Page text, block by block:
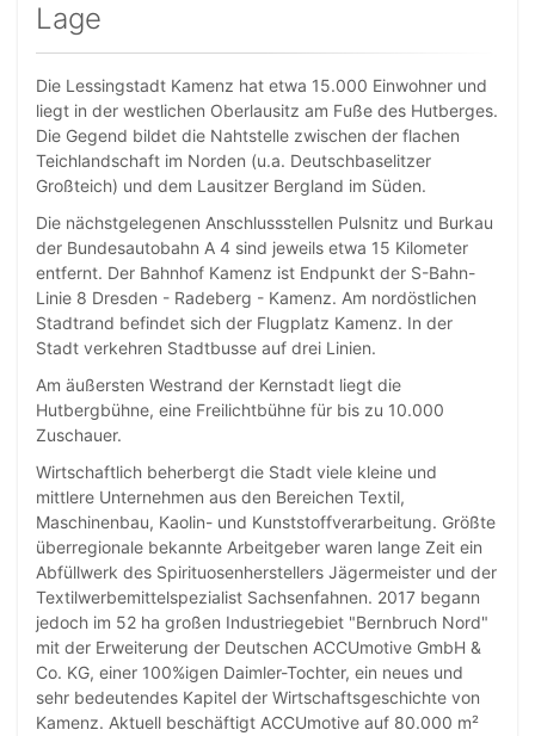
Lage
Die Lessingstadt Kamenz hat etwa 15.000 Einwohner und
liegt in der westlichen Oberlausitz am Fuße des Hutberges.
Die Gegend bildet die Nahtstelle zwischen der flachen
Teichlandschaft im Norden (u.a. Deutschbaselitzer
Großteich) und dem Lausitzer Bergland im Süden.
Die nächstgelegenen Anschlussstellen Pulsnitz und Burkau
der Bundesautobahn A 4 sind jeweils etwa 15 Kilometer
entfernt. Der Bahnhof Kamenz ist Endpunkt der S-Bahn-
Linie 8 Dresden - Radeberg - Kamenz. Am nordöstlichen
Stadtrand befindet sich der Flugplatz Kamenz. In der
Stadt verkehren Stadtbusse auf drei Linien.
Am äußersten Westrand der Kernstadt liegt die
Hutbergbühne, eine Freilichtbühne für bis zu 10.000
Zuschauer.
Wirtschaftlich beherbergt die Stadt viele kleine und
mittlere Unternehmen aus den Bereichen Textil,
Maschinenbau, Kaolin- und Kunststoffverarbeitung. Größte
überregionale bekannte Arbeitgeber waren lange Zeit ein
Abfüllwerk des Spirituosenherstellers Jägermeister und der
Textilwerbemittelspezialist Sachsenfahnen. 2017 begann
jedoch im 52 ha großen Industriegebiet "Bernbruch Nord"
mit der Erweiterung der Deutschen ACCUmotive GmbH &
Co. KG, einer 100%igen Daimler-Tochter, ein neues und
sehr bedeutendes Kapitel der Wirtschaftsgeschichte von
Kamenz. Aktuell beschäftigt ACCUmotive auf 80.000 m²